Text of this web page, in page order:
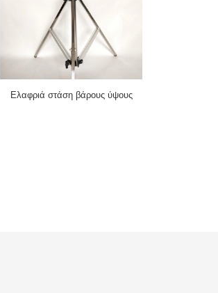
Ελαφριά στάση βάρους ύψους